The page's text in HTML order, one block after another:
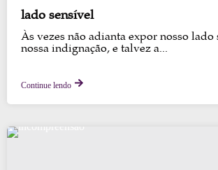
lado sensível
Às vezes não adianta expor nosso lado
nossa indignação, e talvez a...
Continue lendo